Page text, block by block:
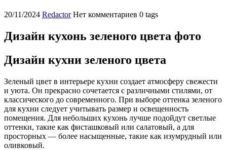
20/11/2024 Redactor Нет комментариев 0 tags
Дизайн кухонь зеленого цвета фото
Дизайн кухни зеленого цвета
Зеленый цвет в интерьере кухни создает атмосферу свежести
и уюта. Он прекрасно сочетается с различными стилями, от
классического до современного. При выборе оттенка зеленого
для кухни следует учитывать размер и освещенность
помещения. Для небольших кухонь лучше подойдут светлые
оттенки, такие как фисташковый или салатовый, а для
просторных — более насыщенные, такие как изумрудный или
оливковый.